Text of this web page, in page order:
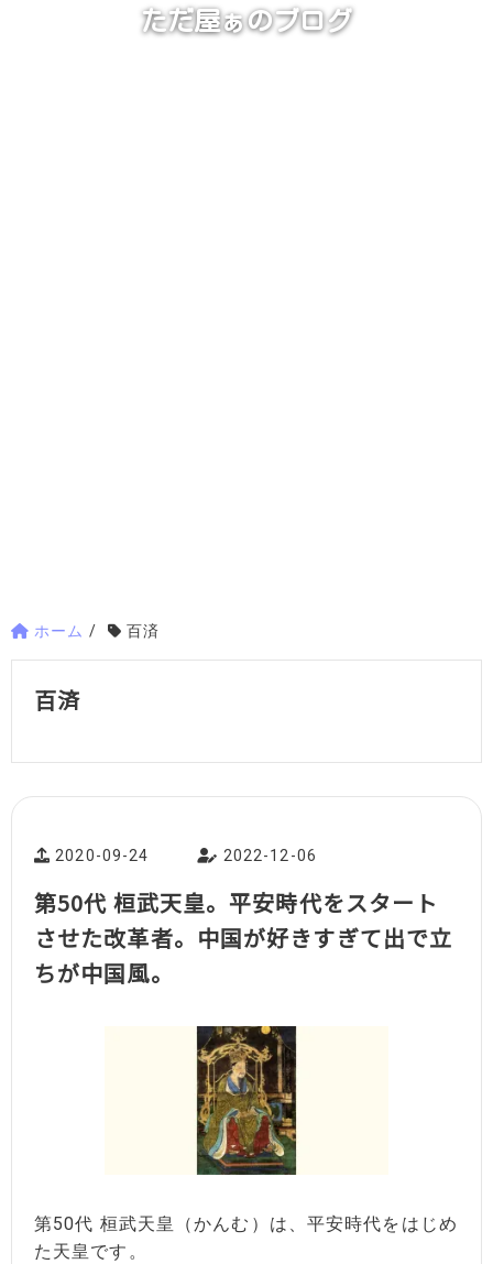
ただ屋ぁのブログ
ホーム / 百済
百済
2020-09-24 2022-12-06
第50代 桓武天皇。平安時代をスタート
させた改革者。中国が好きすぎて出で立
ちが中国風。
第50代 桓武天皇（かんむ）は、平安時代をはじめ
た天皇です。